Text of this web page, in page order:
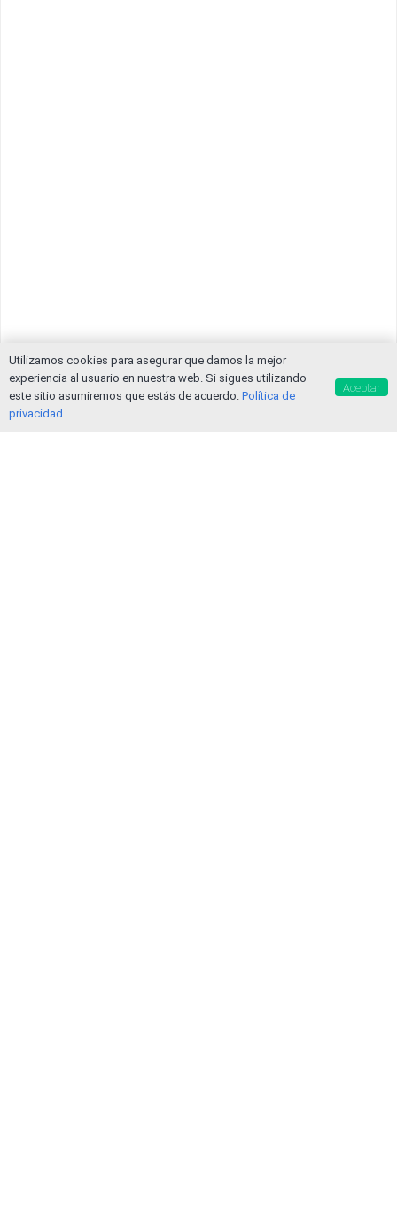
Utilizamos cookies para asegurar que damos la mejor
experiencia al usuario en nuestra web. Si sigues utilizando
este sitio asumiremos que estás de acuerdo. Política de
privacidad
Aceptar